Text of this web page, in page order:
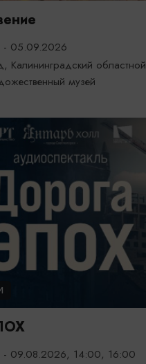
05.09.2026
Калининградский областной
музей
09.08.2026, 14:00, 16:00